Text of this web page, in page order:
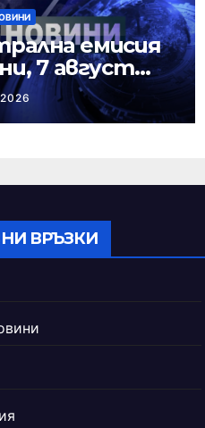
емисия
7 август
ВРЪЗКИ